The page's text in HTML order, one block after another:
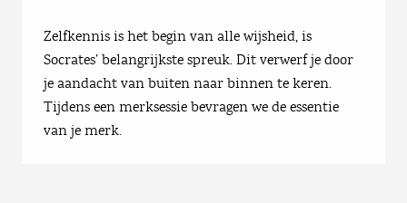
Zelfkennis is het begin van alle wijsheid, is
Socrates’ belangrijkste spreuk. Dit verwerf je door
je aandacht van buiten naar binnen te keren.
Tijdens een merksessie bevragen we de essentie
van je merk.